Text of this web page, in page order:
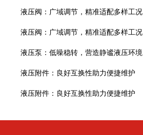
液压阀：广域调节，精准适配多样工况
液压阀：广域调节，精准适配多样工况
液压泵：低噪稳转，营造静谧液压环境
液压附件：良好互换性助力便捷维护
液压附件：良好互换性助力便捷维护